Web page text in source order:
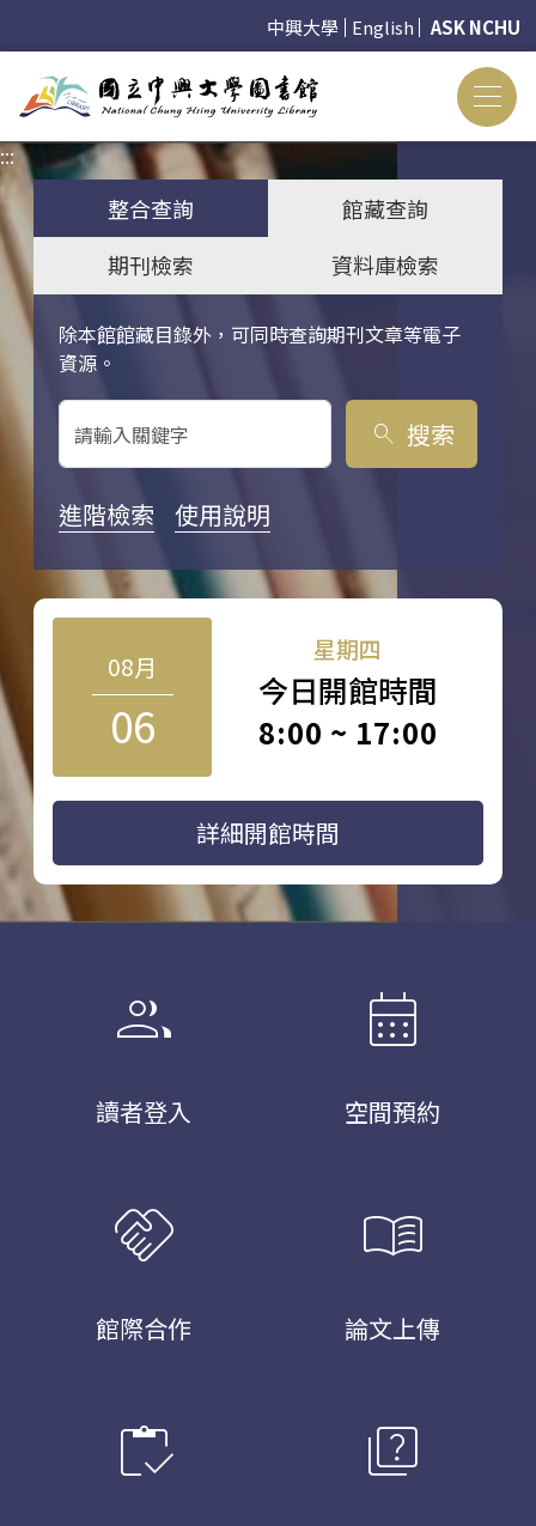
中興大學 English ASK NCHU
:::
整合查詢
館藏查詢
期刊檢索
資料庫檢索
除本館館藏目錄外，可同時查詢期刊文章等電子
資源。
關鍵字搜尋
search 搜索
進階檢索 使用說明
08月
06
星期四
今日開館時間
8:00 ~ 17:00
詳細開館時間
group
讀者登入
calendar_month
空間預約
handshake
館際合作
menu_book
論文上傳
inventory quiz